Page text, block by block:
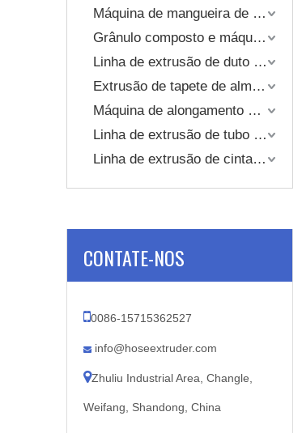
Máquina de mangueira de plástico de camada única
Grânulo composto e máquina de reciclagem
Linha de extrusão de duto de ar TPU
Extrusão de tapete de almofada de plástico
Máquina de alongamento de tubo
Linha de extrusão de tubo corrugado de parede única
Linha de extrusão de cinta de embalagem
CONTATE-NOS
0086-15715362527
 info@hoseextruder.com
Zhuliu Industrial Area, Changle,
Weifang, Shandong, China